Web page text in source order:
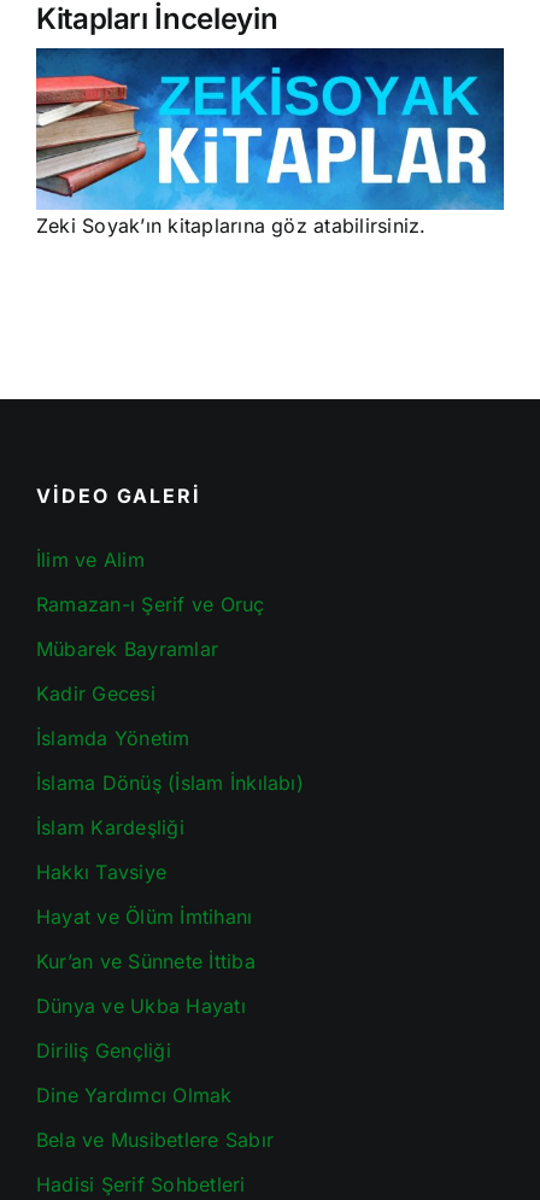
Kitapları İnceleyin
Zeki Soyak’ın kitaplarına göz atabilirsiniz.
VİDEO GALERİ
İlim ve Alim
Ramazan-ı Şerif ve Oruç
Mübarek Bayramlar
Kadir Gecesi
İslamda Yönetim
İslama Dönüş (İslam İnkılabı)
İslam Kardeşliği
Hakkı Tavsiye
Hayat ve Ölüm İmtihanı
Kur’an ve Sünnete İttiba
Dünya ve Ukba Hayatı
Diriliş Gençliği
Dine Yardımcı Olmak
Bela ve Musibetlere Sabır
Hadisi Şerif Sohbetleri